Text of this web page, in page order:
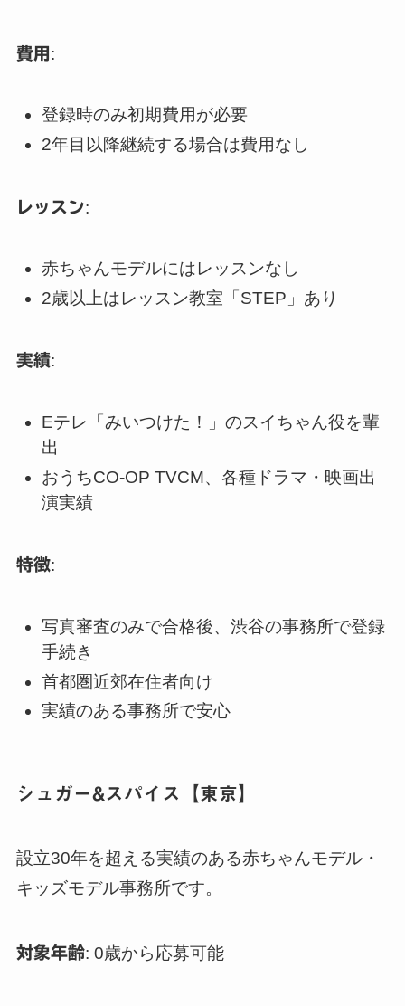
費用 :
登録時のみ初期費用が必要
2年目以降継続する場合は費用なし
レッスン:
赤ちゃんモデルにはレッスンなし
2歳以上はレッスン教室「STEP」あり
実績:
Eテレ「みいつけた！」のスイちゃん役を輩
出
おうちCO-OP TVCM、各種ドラマ・映画出
演実績
特徴:
写真審査のみで合格後、渋谷の事務所で登録
手続き
首都圏近郊在住者向け
実績のある事務所で安心
シュガー&スパイス【東京】
設立30年を超える実績のある赤ちゃんモデル・
キッズモデル事務所です。
対象年齢: 0歳から応募可能